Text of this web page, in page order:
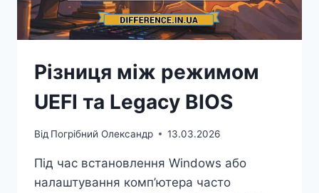
Різниця між режимом
UEFI та Legacy BIOS
Від Погрібний Олександр 13.03.2026
Під час встановлення Windows або
налаштування комп’ютера часто